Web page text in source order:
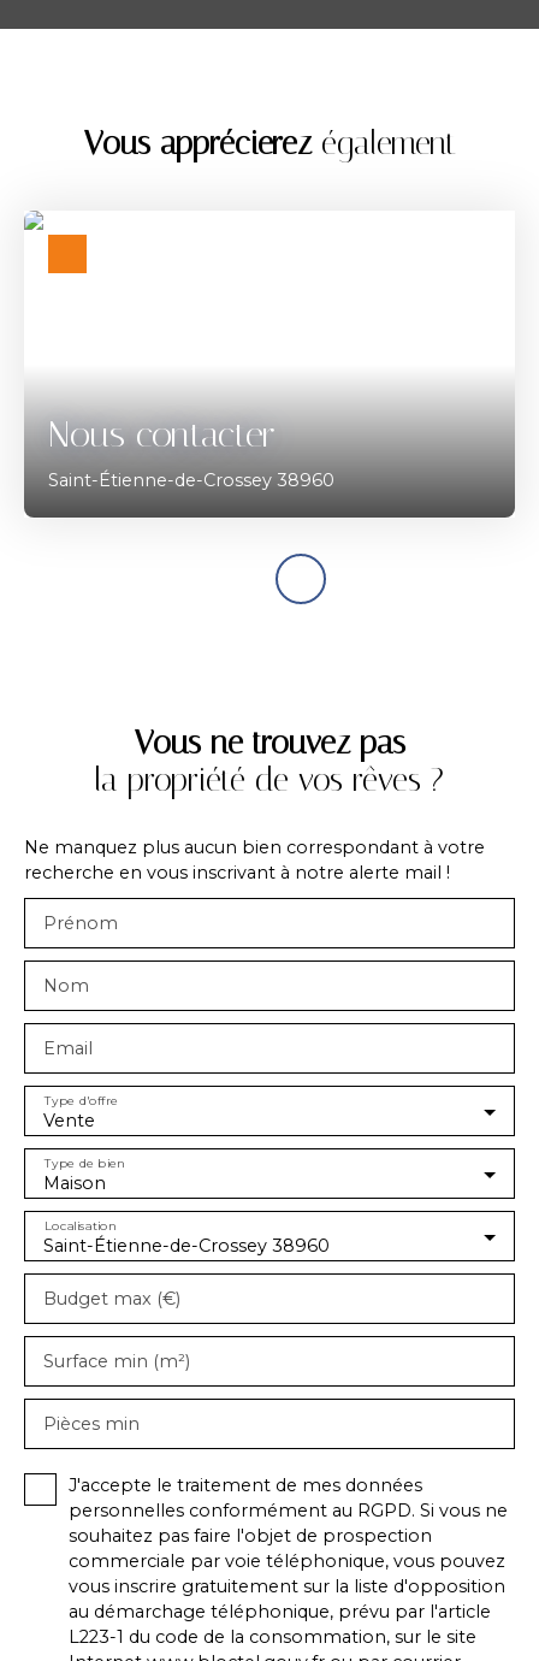
Vous apprécierezégalement
Nous contacter
Saint-Étienne-de-Crossey 38960
Vous ne trouvez pas
la propriété de vos rêves ?
Ne manquez plus aucun bien correspondant à votre
recherche en vous inscrivant à notre alerte mail !
Prénom
Nom
Email
Vente
Type d'offre
Maison
Type de bien
Saint-Étienne-de-Crossey 38960
Localisation
Budget max (€)
Surface min (m²)
Pièces min
J'accepte le traitement de mes données
personnelles conformément au RGPD. Si vous ne
souhaitez pas faire l'objet de prospection
commerciale par voie téléphonique, vous pouvez
vous inscrire gratuitement sur la liste d'opposition
au démarchage téléphonique, prévu par l'article
L223-1 du code de la consommation, sur le site